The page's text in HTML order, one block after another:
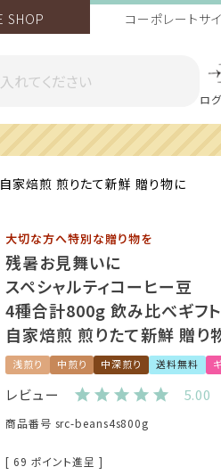
SHOP コーポレートサ
ロ
家焙煎 煎りたて新鮮 贈り物に
大切な方へ特別な贈り物を
残暑お見舞いに
スペシャルティコーヒー豆
4種合計800g 飲み比べギフト
自家焙煎 煎りたて新鮮 贈り
浅煎り 中煎り 中深煎り 送料無料
レビュー 5.00
商品番号 src-beans4s800g
[ 69 ポイント進呈 ]